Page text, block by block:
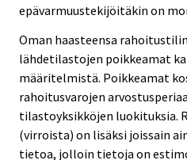
epävarmuustekijöitäkin on
Oman haasteensa
lähdetilastojen poikkeamat
määritelmistä. Poikkeamat
rahoitusvarojen
tilastoyksikköjen luokituksia.
(virroista) on lisäksi joissain
tietoa, jolloin tietoja on